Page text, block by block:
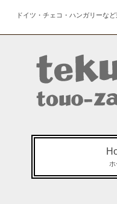
ドイツ・チェコ・ハンガリーな
ホ